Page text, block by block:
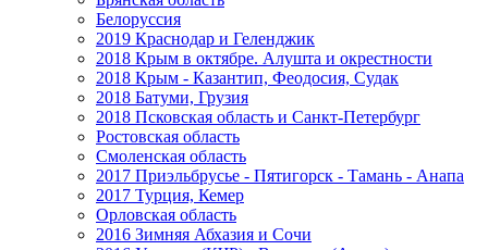
Белоруссия
2019 Краснодар и Геленджик
2018 Крым в октябре. Алушта и окрестности
2018 Крым - Казантип, Феодосия, Судак
2018 Батуми, Грузия
2018 Псковская область и Санкт-Петербург
Ростовская область
Смоленская область
2017 Приэльбрусье - Пятигорск - Тамань - Анапа
2017 Турция, Кемер
Орловская область
2016 Зимняя Абхазия и Сочи